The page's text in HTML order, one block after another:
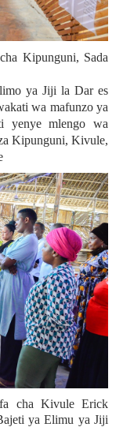
Kipunguni, Sada
ya Jiji la Dar es
wa mafunzo ya
yenye mlengo wa
Kipunguni, Kivule,
cha Kivule Erick
ya Elimu ya Jiji